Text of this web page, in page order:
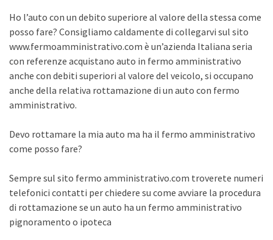
Ho l’auto con un debito superiore al valore della stessa come
posso fare? Consigliamo caldamente di collegarvi sul sito
www.fermoamministrativo.com è un’azienda Italiana seria
con referenze acquistano auto in fermo amministrativo
anche con debiti superiori al valore del veicolo, si occupano
anche della relativa rottamazione di un auto con fermo
amministrativo.
Devo rottamare la mia auto ma ha il fermo amministrativo
come posso fare?
Sempre sul sito fermo amministrativo.com troverete numeri
telefonici contatti per chiedere su come avviare la procedura
di rottamazione se un auto ha un fermo amministrativo
pignoramento o ipoteca